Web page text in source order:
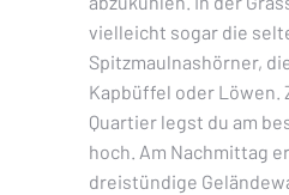
vielleicht sogar die
Spitzmaulnashörner,
Kapbüffel oder Löwen.
Quartier legst du am
hoch. Am Nachmittag
dreistündige